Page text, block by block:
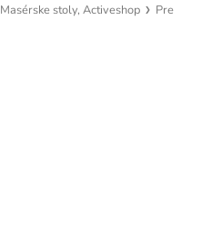
Masérske stoly, Activeshop
Pre